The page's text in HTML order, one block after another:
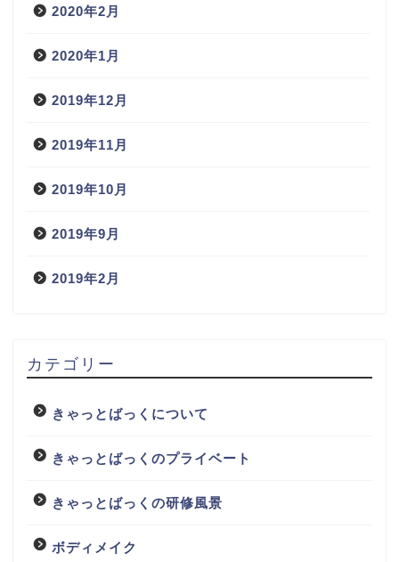
2020年2月
2020年1月
2019年12月
2019年11月
2019年10月
2019年9月
2019年2月
カテゴリー
きゃっとばっくについて
きゃっとばっくのプライベート
きゃっとばっくの研修風景
ボディメイク